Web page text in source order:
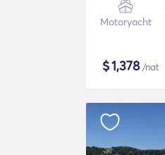
Motoryacht
$1,378/nat